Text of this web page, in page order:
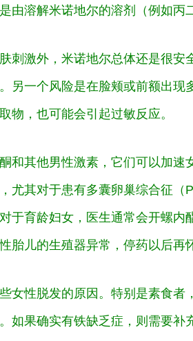
由溶解米诺地尔的溶剂（例如丙
刺激外，米诺地尔总体还是很安
另一个风险是在脸颊或前额出现
物，也可能会引起过敏反应。
和其他男性激素，它们可以加速
尤其对于患有多囊卵巢综合征（
于育龄妇女，医生通常会开螺内
胎儿的生殖器异常，停药以后再
女性脱发的原因。特别是素食者
如果确实有铁缺乏症，则需要补